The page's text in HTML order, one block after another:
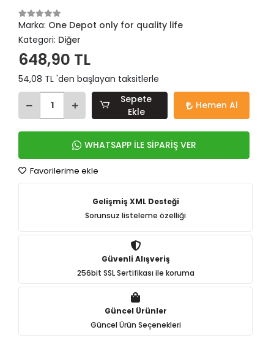
Marka: One Depot only for quality life
Kategori: Diğer
648,90 TL
54,08 TL 'den başlayan taksitlerle
Sepete
Ekle
Hemen Al
WHATSAPP İLE SİPARİŞ VER
Favorilerime ekle
Gelişmiş XML Desteği
Sorunsuz listeleme özelliği
Güvenli Alışveriş
256bit SSL Sertifikası ile koruma
Güncel Ürünler
Güncel Ürün Seçenekleri